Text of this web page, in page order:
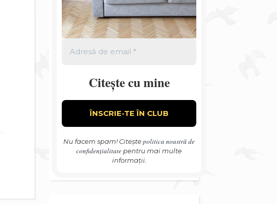
Citește cu mine
Nu facem spam! Citeștepolitica noastră de
confidențialitate pentru mai multe
informații.